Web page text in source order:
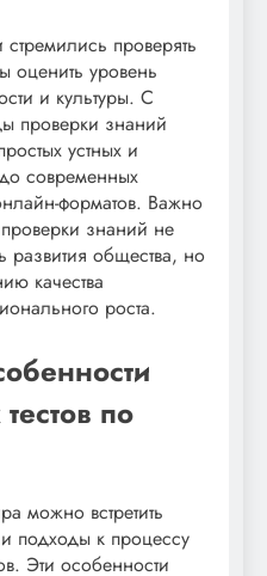
проверять
оценить уровень
и культуры. С
проверки знаний
устных и
современных
форматов. Важно
проверки знаний не
развития общества, но
качества
роста.
по
можно встретить
подходы к процессу
Эти особенности